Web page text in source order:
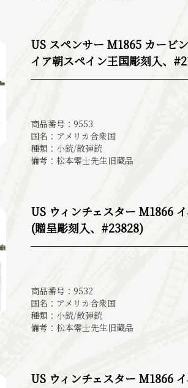
US スペンサー M1865 カービ
イア朝スペイン王国彫刻入、
商品番号：9553
国名：アメリカ合衆国
種類：小銃/散弾銃
備考：松本零士先生旧蔵品
US ウィンチェスター M1866
(贈呈彫刻入、#23828)
商品番号：9532
国名：アメリカ合衆国
種類：小銃/散弾銃
備考：松本零士先生旧蔵品
US ウィンチェスター M1866